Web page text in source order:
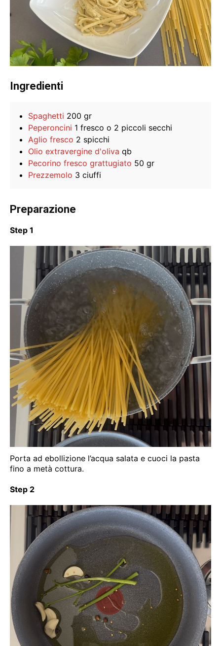
Ingredienti
Spaghetti 200 gr
Peperoncini 1 fresco o 2 piccoli secchi
Aglio fresco 2 spicchi
Olio extravergine d'oliva qb
Pecorino fresco grattugiato 50 gr
Prezzemolo 3 ciuffi
Preparazione
Step 1
Porta ad ebollizione l’acqua salata e cuoci la pasta
fino a metà cottura.
Step 2